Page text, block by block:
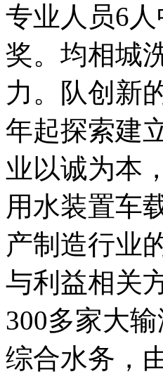
专业人员6
奖。均相城
力。队创新
年起探索建
业以诚为本
用水装置车
产制造行业
与利益相关
300多家大
综合水务，